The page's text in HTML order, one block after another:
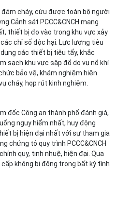
cháy, cứu được toàn bộ người
Cảnh sát PCCC&CNCH mang
thiết bị đo vào trong khu vực xảy
chỉ số độc hại. Lực lượng tiêu
các thiết bị tiêu tẩy, khắc
sạch khu vực sập đổ do vụ nổ khí
bảo vệ, khám nghiệm hiện
cháy, họp rút kinh nghiệm.
đốc Công an thành phố đánh giá,
nguy hiểm nhất, huy động
bị hiện đại nhất với sự tham gia
chứng tỏ quy trình PCCC&CNCH
quy, tinh nhuệ, hiện đại. Qua
cấp không bị động trong bất kỳ tình